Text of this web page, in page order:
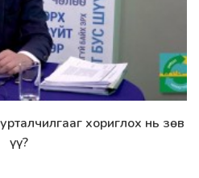
хориглох нь зөв
үү?